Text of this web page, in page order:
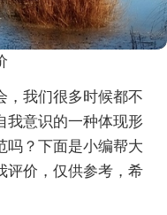
，我们很多时候都不
我意识的一种体现形
吗？下面是小编帮大
评价，仅供参考，希